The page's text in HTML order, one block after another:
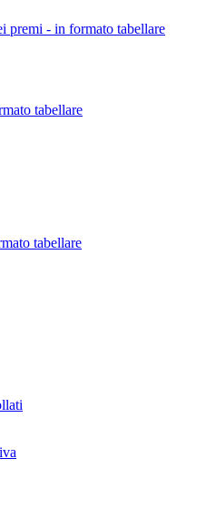
premi - in formato tabellare
tabellare
tabellare